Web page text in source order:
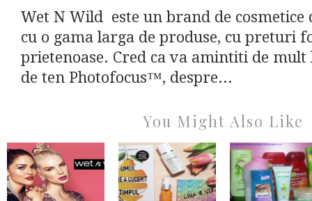
Wet N Wild este un brand de cosmetice
cu o gama larga de produse, cu preturi
prietenoase. Cred ca va amintiti de
de ten Photofocus™, despre...
You Might Also Like